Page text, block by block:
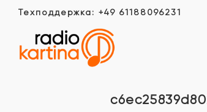
Техподдержка: +49 61188096231